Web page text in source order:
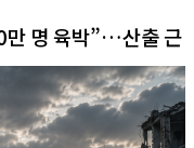
만 명 육박”…산출 근